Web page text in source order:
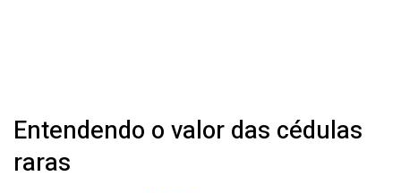
Entendendo o valor das cédulas
raras